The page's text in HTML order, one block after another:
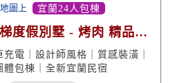
圖上 宜蘭24人包棟
度假別墅 - 烤肉 精品空
電｜設計師風格｜質感裝潢｜
包棟｜全新宜蘭民宿